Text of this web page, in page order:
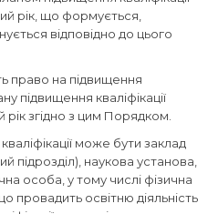
рік, що формується,
відповідно до цього
право на підвищення
підвищення кваліфікації
рік згідно з цим Порядком.
може бути заклад
підрозділ), наукова установа,
особа, у тому числі фізична
провадить освітню діяльність